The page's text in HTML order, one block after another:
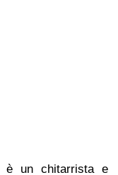
è un chitarrista e